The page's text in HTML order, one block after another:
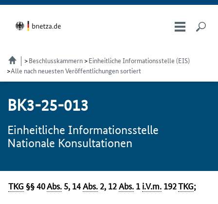
Beschlusskammern
Einheitliche Informationsstelle (EIS)
Alle nach neuesten Veröffentlichungen sortiert
BK3-25-013
Einheitliche Informationsstelle
Nationale Konsultationen
TKG §§ 40Abs. 5, 14 Abs. 2, 12 Abs. 1 i.V.m. 192TKG;